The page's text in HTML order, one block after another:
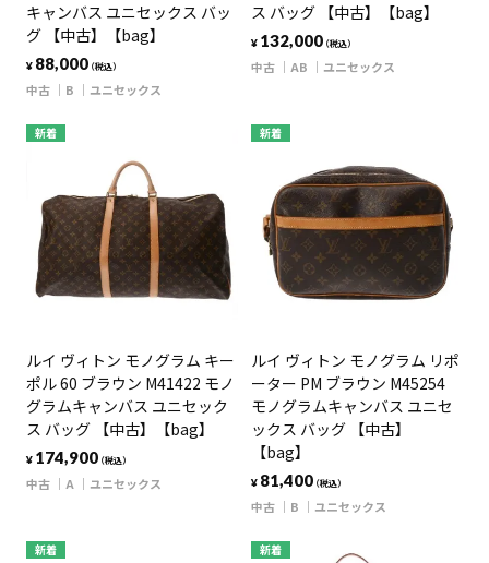
キャンバス ユニセックス バッ
グ 【中古】【bag】
¥ 88,000（税込）
中古 B ユニセックス
ス バッグ 【中古】【bag】
¥ 132,000（税込）
中古 AB ユニセックス
新着
ルイ ヴィトン モノグラム キー
ポル 60 ブラウン M41422 モノ
グラムキャンバス ユニセック
ス バッグ 【中古】【bag】
¥ 174,900（税込）
中古 A ユニセックス
新着
ルイ ヴィトン モノグラム リポ
ーター PM ブラウン M45254
モノグラムキャンバス ユニセ
ックス バッグ 【中古】
【bag】
¥ 81,400（税込）
中古 B ユニセックス
新着 新着